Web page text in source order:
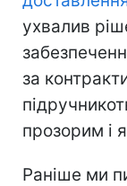
ухвалив
за
прозорим і
Раніше ми